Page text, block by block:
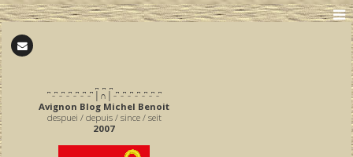
͆ ̵ ͆ ̵ ͆ ̵ ͆ ̵ ͆ ̵ ͆ ̵ ͆ │∩│ ̵ ͆ ̵ ͆ ̵ ͆ ̵ ͆ ̵ ͆ ̵ ͆ ̵ ͆
Avignon Blog Michel Benoit
despuei / depuis / since / seit
2007